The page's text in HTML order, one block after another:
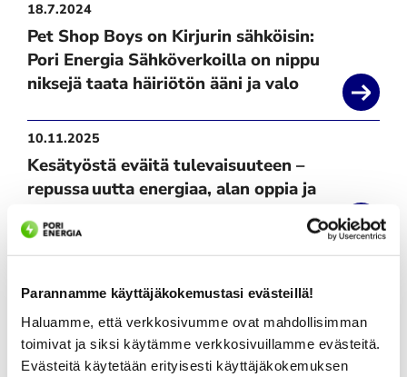
Parannamme käyttäjäkokemustasi evästeillä!
Haluamme, että verkkosivumme ovat mahdollisimman
toimivat ja siksi käytämme verkkosivuillamme evästeitä.
Evästeitä käytetään erityisesti käyttäjäkokemuksen
Pet Shop Boys on Kirjurin sähköisin:
Pori Energia Sähköverkoilla on nippu
niksejä taata häiriötön ääni ja valo
18.7.2024
Kesätyöstä eväitä tulevaisuuteen –
repussa uutta energiaa, alan oppia ja
10.11.2025
Pori Energia mukana SuomiAreenassa –
kesän superviikko käynnissä
25.-28.6.2024